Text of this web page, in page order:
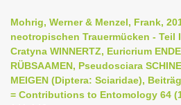
i
g
a
Mohrig, Werner & Menzel, Frank,
neotropischen Trauermücken - Teil
Cratyna WINNERTZ, Euricrium
RÜBSAAMEN, Pseudosciara
MEIGEN (Diptera: Sciaridae),
= Contributions to Entomology 64